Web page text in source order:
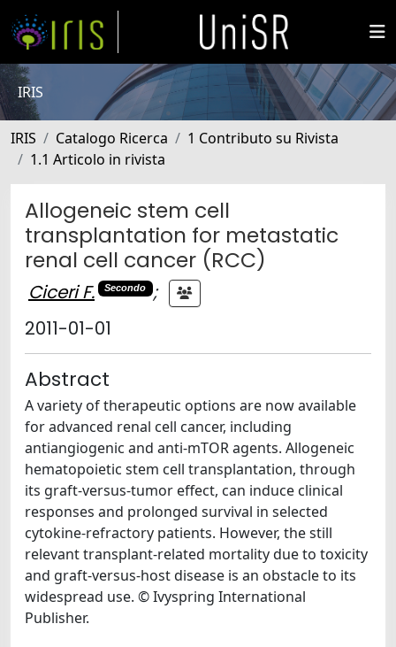
IRIS
IRIS Catalogo Ricerca
1 Contributo su Rivista
1.1 Articolo in rivista
Allogeneic stem cell
transplantation for metastatic
renal cell cancer (RCC)
Ciceri F. Secondo
;
2011-01-01
Abstract
A variety of therapeutic options are now available
for advanced renal cell cancer, including
antiangiogenic and anti-mTOR agents. Allogeneic
hematopoietic stem cell transplantation, through
its graft-versus-tumor effect, can induce clinical
responses and prolonged survival in selected
cytokine-refractory patients. However, the still
relevant transplant-related mortality due to toxicity
and graft-versus-host disease is an obstacle to its
widespread use. © Ivyspring International
Publisher.